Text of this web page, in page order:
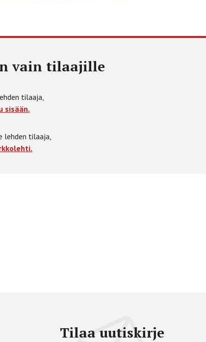
vain tilaajille
tilaaja,
sisään.
lehden tilaaja,
Tilaa uutiskirje